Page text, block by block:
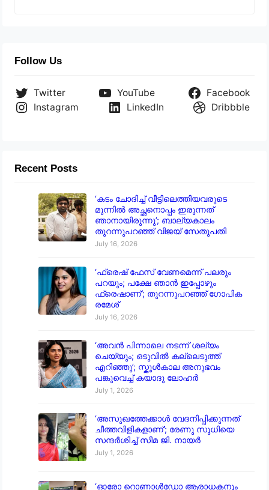
Follow Us
Twitter YouTube
Facebook
Instagram
LinkedIn Dribbble
Recent Posts
‘കടം ചോദിച്ച് വീട്ടിലെത്തിയവരുടെ
മുന്നിൽ അച്ഛനൊപ്പം ഇരുന്നത്
ഞാനായിരുന്നു’; ബാല്യകാലം
തുറന്നുപറഞ്ഞ് വിജയ് സേതുപതി
July 16, 2026
‘ഫ്രെഷ് ഫേസ് വേണമെന്ന് പലരും
പറയും; പക്ഷേ ഞാൻ ഇപ്പോഴും
ഫ്രെഷാണ്’; തുറന്നുപറഞ്ഞ് ഗോപിക
രമേശ്
July 16, 2026
‘അവൻ പിന്നാലെ നടന്ന് ശല്യം
ചെയ്യും; ഒടുവിൽ കല്ലെടുത്ത്
എറിഞ്ഞു’; സ്കൂൾകാല അനുഭവം
പങ്കുവെച്ച് കയാദു ലോഹർ
July 1, 2026
‘അസുഖത്തേക്കാൾ വേദനിപ്പിക്കുന്നത്
ചീത്തവിളികളാണ്’; രേണു സുധിയെ
സന്ദർശിച്ച് സീമ ജി. നായർ
July 1, 2026
‘ഓരോ റൊണാൾഡോ ആരാധകനും